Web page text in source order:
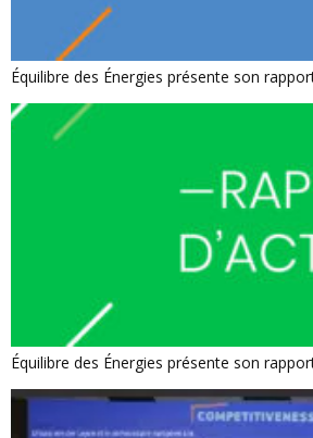
Équilibre des Énergies présente son
Équilibre des Énergies présente son